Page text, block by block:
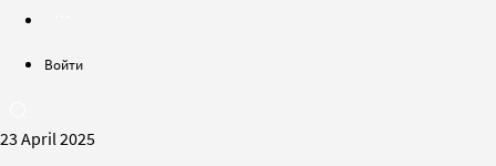
Войти
23 April 2025